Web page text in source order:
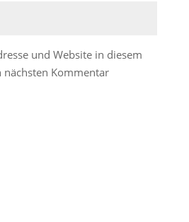
und Website in diesem
Kommentar